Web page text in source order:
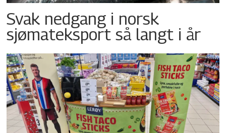
Svak nedgang i norsk
sjømateksport så langt i år